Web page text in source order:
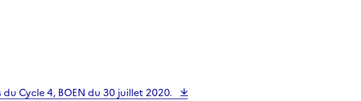
Cycle 4, BOEN du 30 juillet 2020.